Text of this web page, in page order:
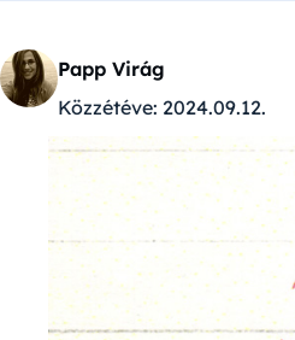
Papp Virág
Közzétéve: 2024.09.12.